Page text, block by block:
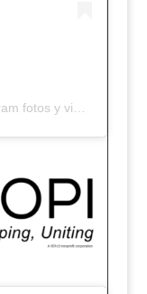
fotos y videos